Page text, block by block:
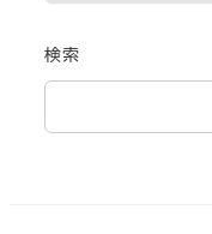
検索